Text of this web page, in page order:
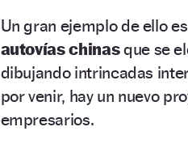
Un gran ejemplo de ello
autovías chinasque se
dibujando intrincadas
por venir, hay un nuevo
empresarios.